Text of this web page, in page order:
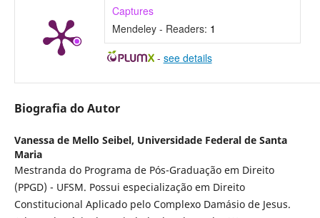
Captures
Mendeley - Readers: 1
- see details
Biografia do Autor
Vanessa de Mello Seibel, Universidade Federal de Santa
Maria
Mestranda do Programa de Pós-Graduação em Direito
(PPGD) - UFSM. Possui especialização em Direito
Constitucional Aplicado pelo Complexo Damásio de Jesus.